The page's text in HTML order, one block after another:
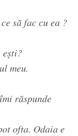
să fac cu ea ?
ești?
meu.
răspunde
ofta. Odaia e